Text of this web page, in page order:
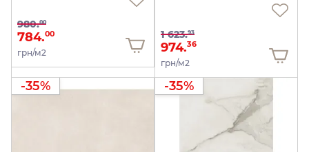
980.00
784.00
грн/м2
1 623.93
974.36
грн/м2
-35% -35%